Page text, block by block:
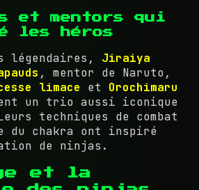
et mentors qui
les héros
légendaires, Jiraiya
, mentor de Naruto,
limace et Orochimaru
un trio aussi iconique
techniques de combat
du chakra ont inspiré
de ninjas.
et la